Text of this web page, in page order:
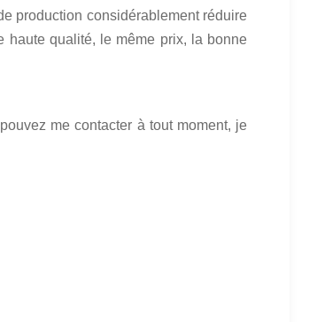
production considérablement réduire
haute qualité, le même prix, la bonne
me contacter à tout moment, je